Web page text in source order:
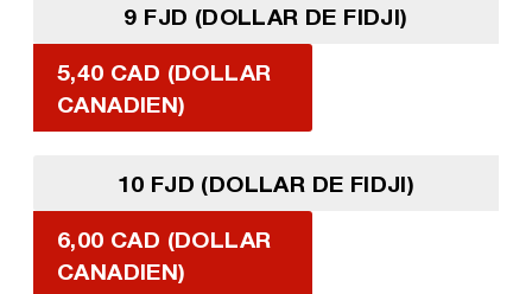
9 FJD (DOLLAR DE FIDJI)
5,40 CAD (DOLLAR
CANADIEN)
10 FJD (DOLLAR DE FIDJI)
6,00 CAD (DOLLAR
CANADIEN)